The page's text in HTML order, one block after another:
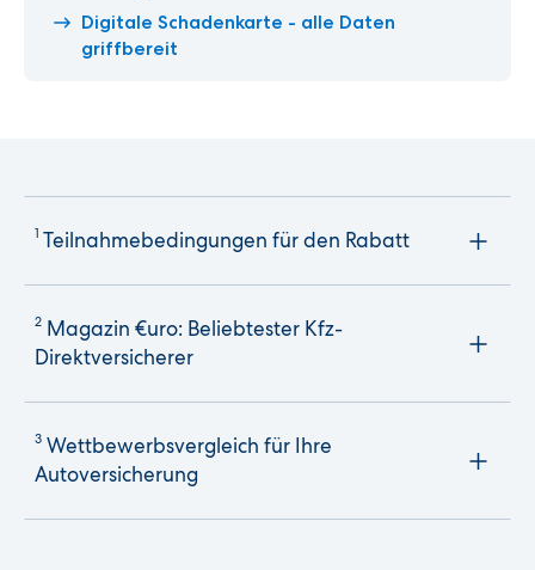
Digitale Schadenkarte - alle Daten
griffbereit
1 Teilnahmebedingungen für den Rabatt
2 Magazin €uro: Beliebtester Kfz-
Direktversicherer
3 Wettbewerbsvergleich für Ihre
Autoversicherung